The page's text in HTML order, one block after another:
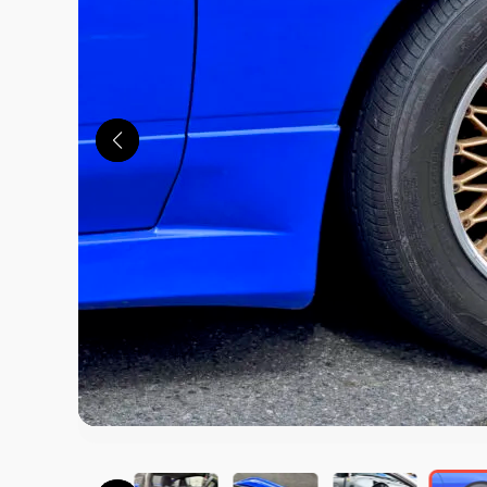
この画像の記事を